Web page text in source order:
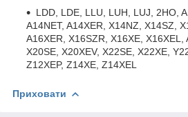
LDD, LDE, LLU, LUH, LUJ, 2HO,
A14NET, A14XER, X14NZ, X14SZ,
A16XER, X16SZR, X16XE, X16XEL,
X20SE, X20XEV, X22SE, X22XE,
Z12XEP, Z14XE, Z14XEL
Приховати